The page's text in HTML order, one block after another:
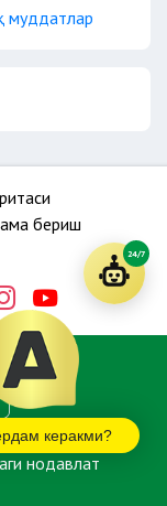
муддатлар
бериш
нодавлат
керакми?
24/7